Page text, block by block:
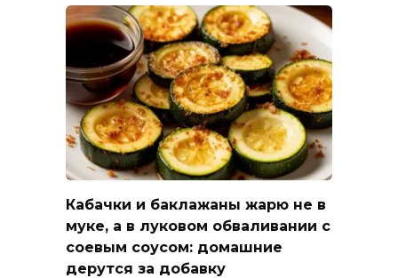
Кабачки и баклажаны жарю не в
муке, а в луковом обваливании с
соевым соусом: домашние
дерутся за добавку